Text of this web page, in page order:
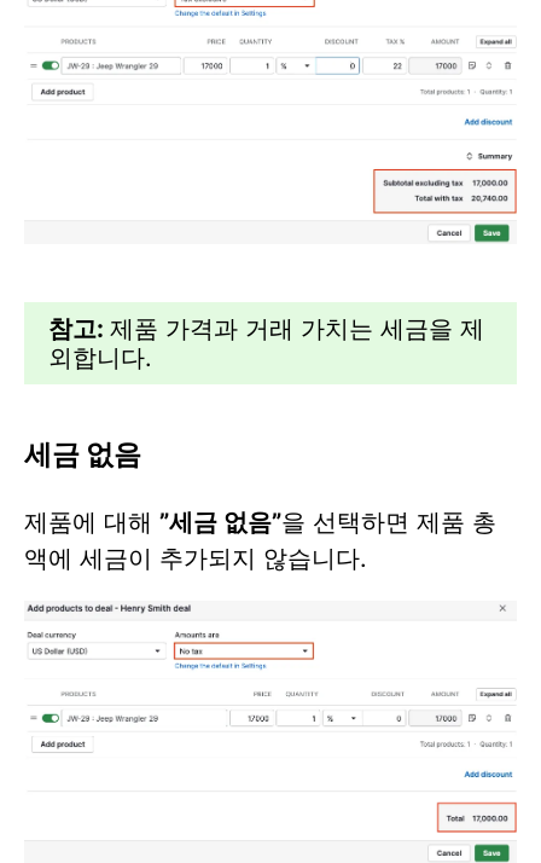
참고: 제품 가격과 거래 가치는 세금을 제
외합니다.
세금 없음
제품에 대해 ”세금 없음”을 선택하면 제품 총
액에 세금이 추가되지 않습니다.